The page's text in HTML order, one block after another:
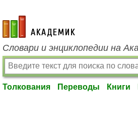
academic.ru
Словари и энциклопедии на
Толкования Переводы Книги